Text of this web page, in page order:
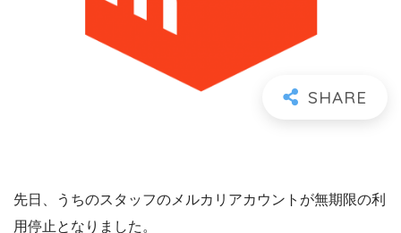
先日、うちのスタッフのメルカリアカウントが無期限の利
用停止となりました。